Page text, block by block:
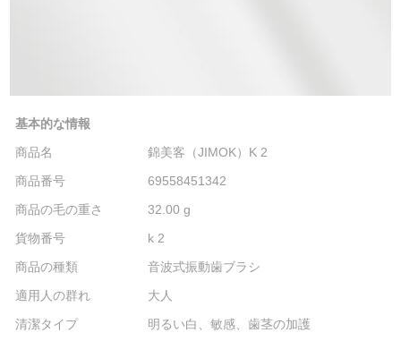
基本的な情報
商品名
錦美客（JIMOK）K 2
商品番号
69558451342
商品の毛の重さ
32.00 g
貨物番号
k 2
商品の種類
音波式振動歯ブラシ
適用人の群れ
大人
清潔タイプ
明るい白、敏感、歯茎の加護